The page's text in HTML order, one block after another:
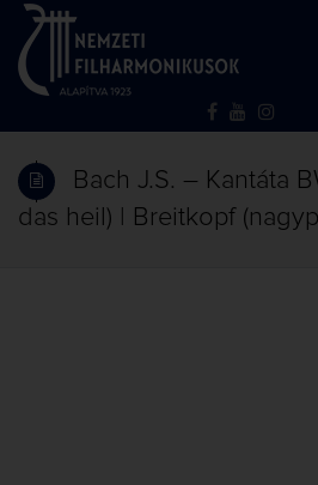
Bach J.S. – Kantáta
das heil) | Breitkopf